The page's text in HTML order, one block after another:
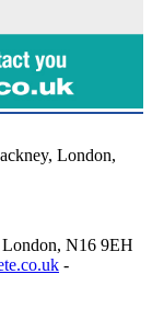
London,
London, N16 9EH
-